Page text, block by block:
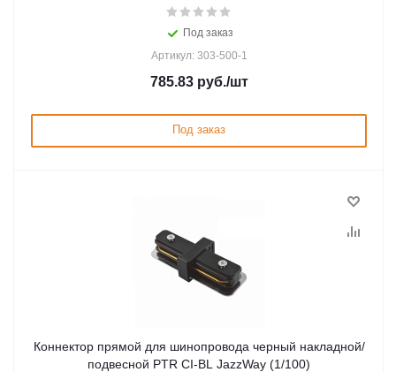
Под заказ
Артикул: 303-500-1
785.83руб./шт
Под заказ
Коннектор прямой для шинопровода черный накладной/
подвесной PTR CI-BL JazzWay (1/100)